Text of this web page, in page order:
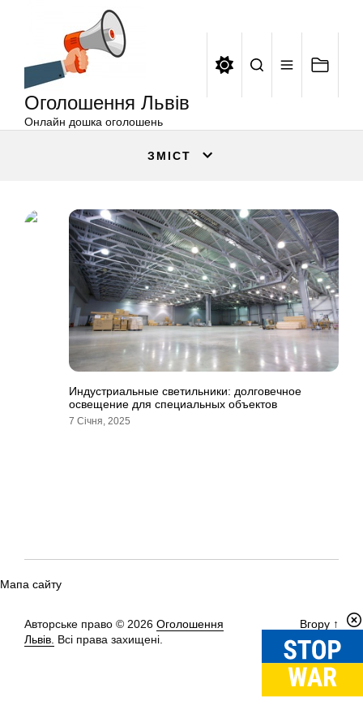
Оголошення Львів
Онлайн дошка оголошень
ЗМІСТ
Индустриальные светильники: долговечное
освещение для специальных объектов
7 Січня, 2025
Мапа сайту
Авторське право © 2026 Оголошення
Львів. Всі права захищені.
Вгору ↑